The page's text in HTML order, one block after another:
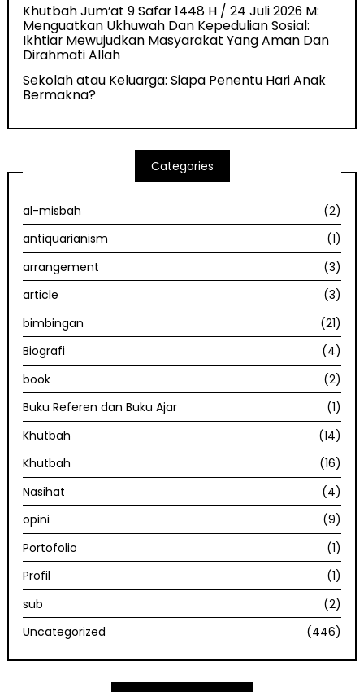
Khutbah Jum’at 9 Safar 1448 H / 24 Juli 2026 M:
Menguatkan Ukhuwah Dan Kepedulian Sosial:
Ikhtiar Mewujudkan Masyarakat Yang Aman Dan
Dirahmati Allah
Sekolah atau Keluarga: Siapa Penentu Hari Anak
Bermakna?
Categories
al-misbah
(2)
antiquarianism
(1)
arrangement
(3)
article
(3)
bimbingan
(21)
Biografi
(4)
book
(2)
Buku Referen dan Buku Ajar
(1)
Khutbah
(14)
Khutbah
(16)
Nasihat
(4)
opini
(9)
Portofolio
(1)
Profil
(1)
sub
(2)
Uncategorized
(446)